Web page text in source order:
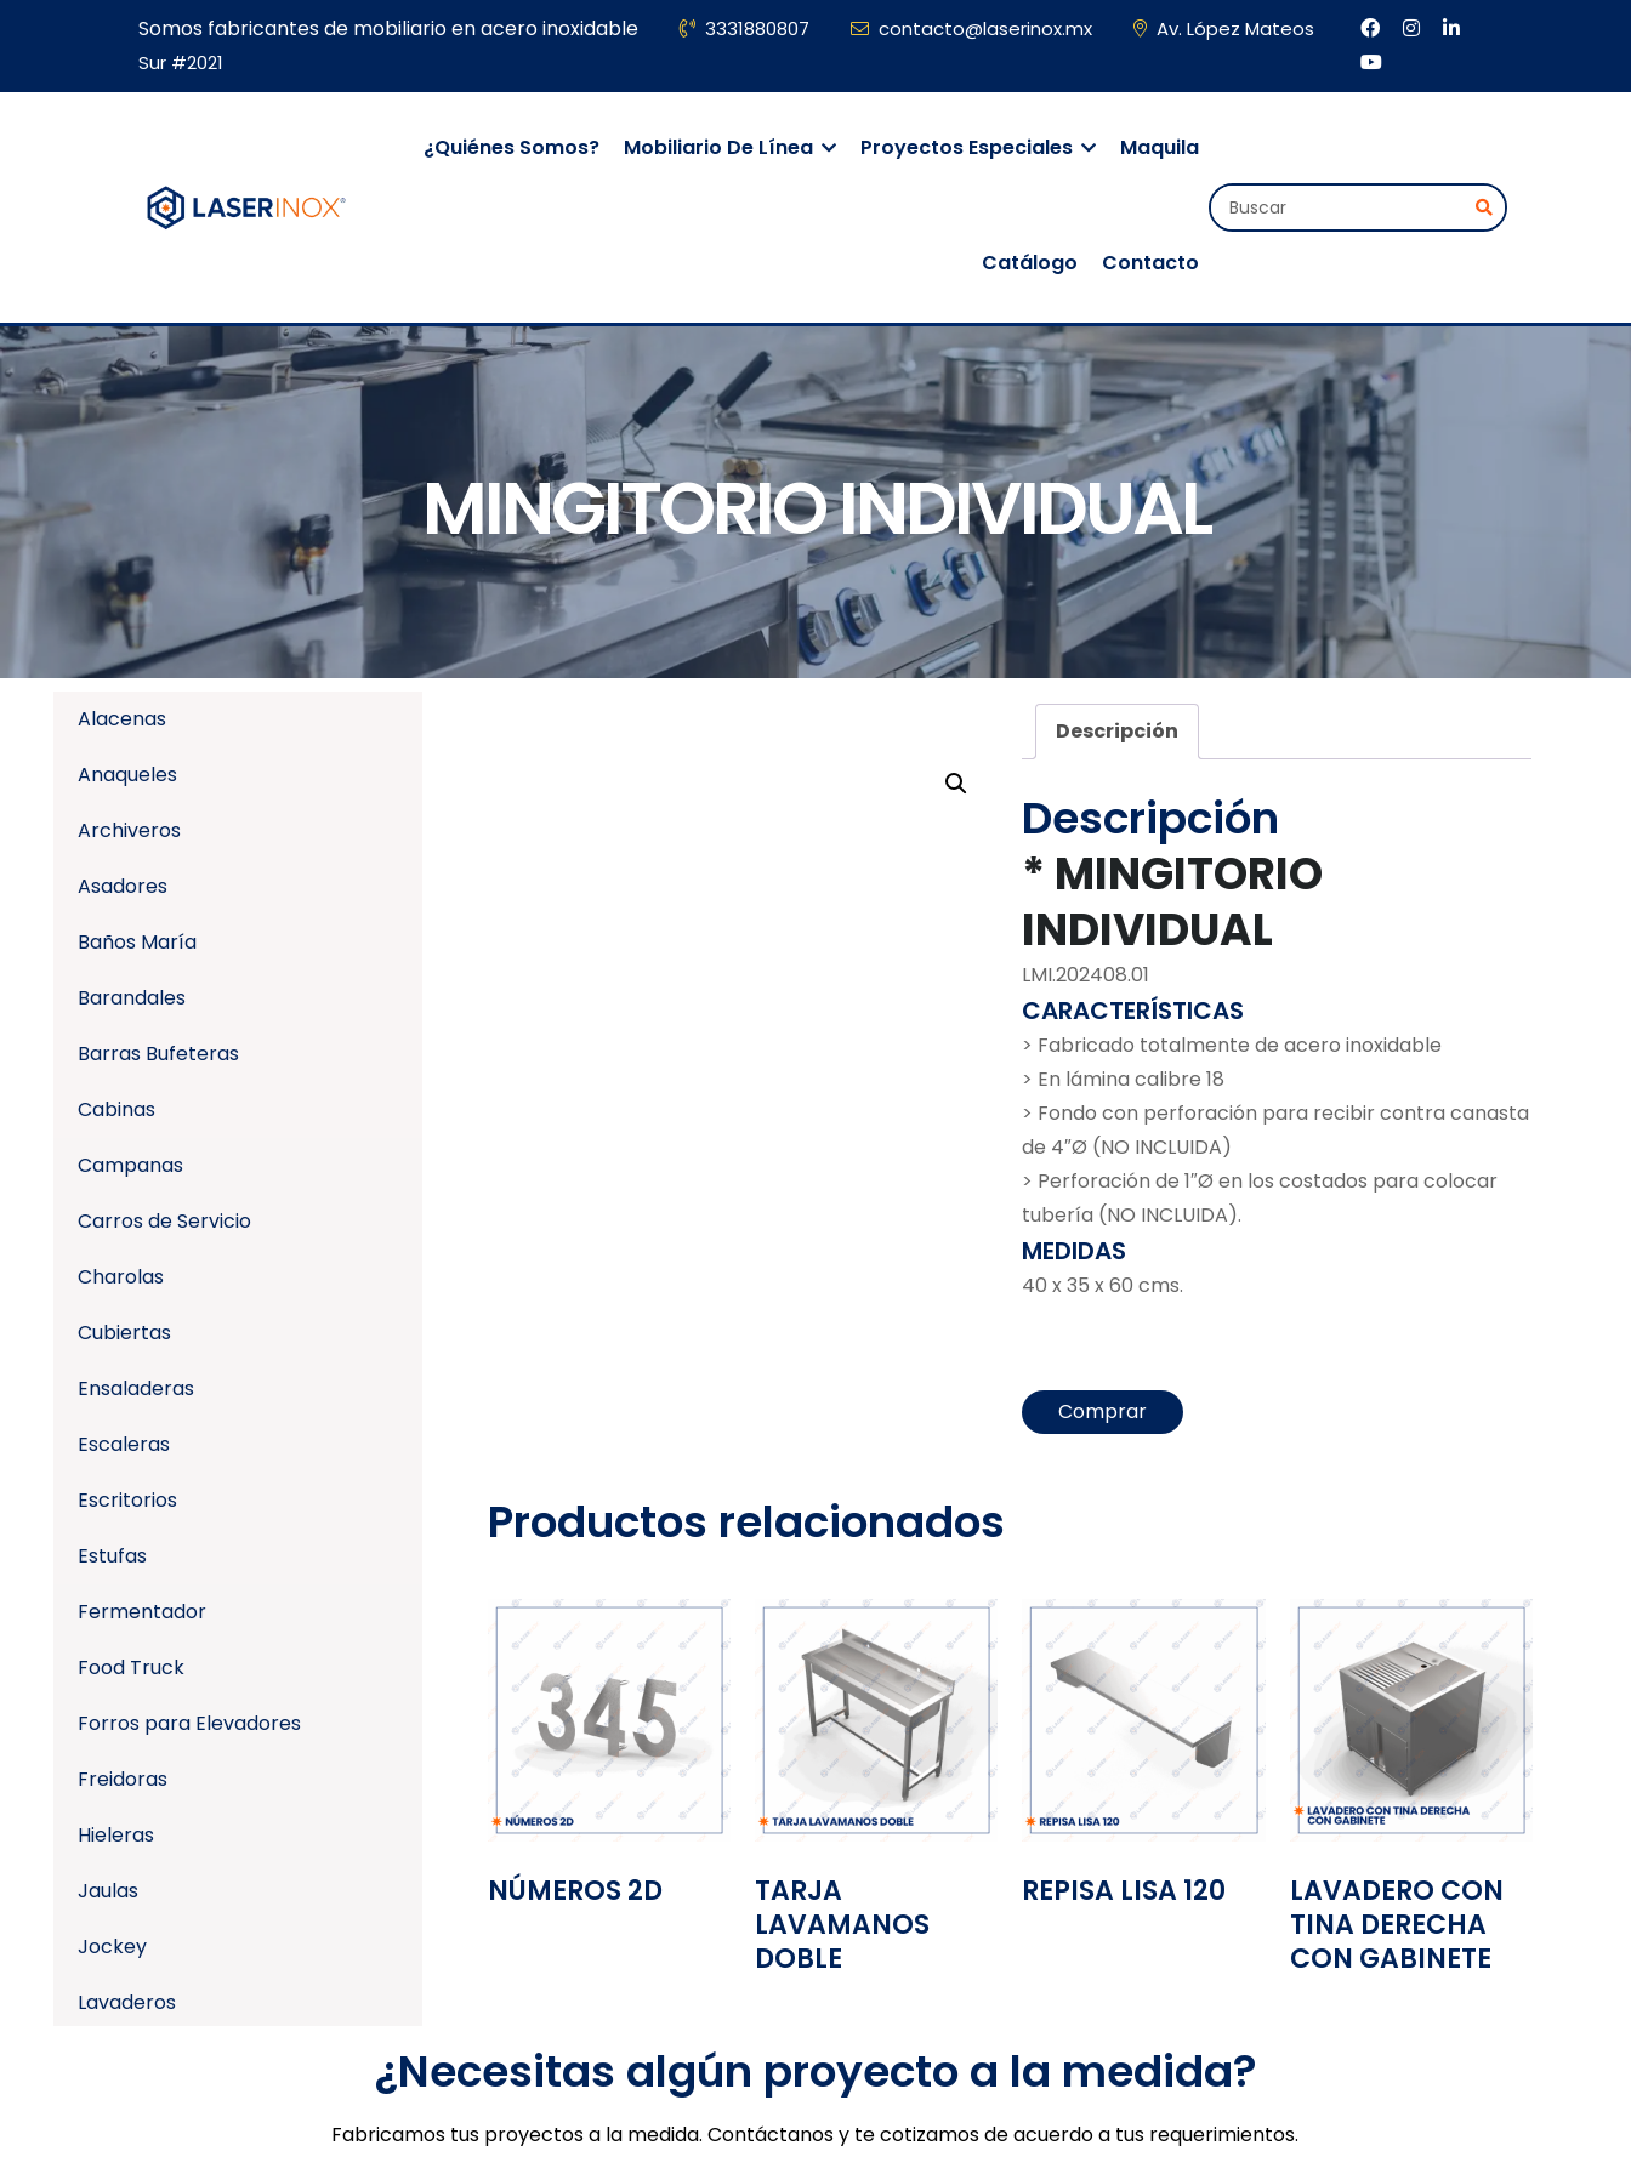
Somos fabricantes de mobiliario en acero inoxidable 3331880807 contacto@laserinox.mx
Av. López Mateos
Sur #2021
¿Quiénes Somos? Mobiliario De Línea Proyectos Especiales Maquila
Catálogo Contacto
MINGITORIO INDIVIDUAL
Alacenas
Anaqueles
Archiveros
Asadores
Baños María
Barandales
Barras Bufeteras
Cabinas
Campanas
Carros de Servicio
Charolas
Cubiertas
Ensaladeras
Escaleras
Escritorios
Estufas
Fermentador
Food Truck
Forros para Elevadores
Freidoras
Hieleras
Jaulas
Jockey
Lavaderos
Descripción
Descripción
* MINGITORIO
INDIVIDUAL
LMI.202408.01
CARACTERÍSTICAS
> Fabricado totalmente de acero inoxidable
> En lámina calibre 18
> Fondo con perforación para recibir contra canasta
de 4″Ø (NO INCLUIDA)
> Perforación de 1″Ø en los costados para colocar
tubería (NO INCLUIDA).
MEDIDAS
40 x 35 x 60 cms.
Comprar
Productos relacionados
NÚMEROS 2D
TARJA
LAVAMANOS
DOBLE
REPISA LISA 120
LAVADERO CON
TINA DERECHA
CON GABINETE
¿Necesitas algún proyecto a la medida?
Fabricamos tus proyectos a la medida. Contáctanos y te cotizamos de acuerdo a tus requerimientos.